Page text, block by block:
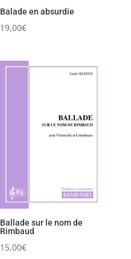
Balade en absurdie
19,00€
Ballade sur le nom de
Rimbaud
15,00€